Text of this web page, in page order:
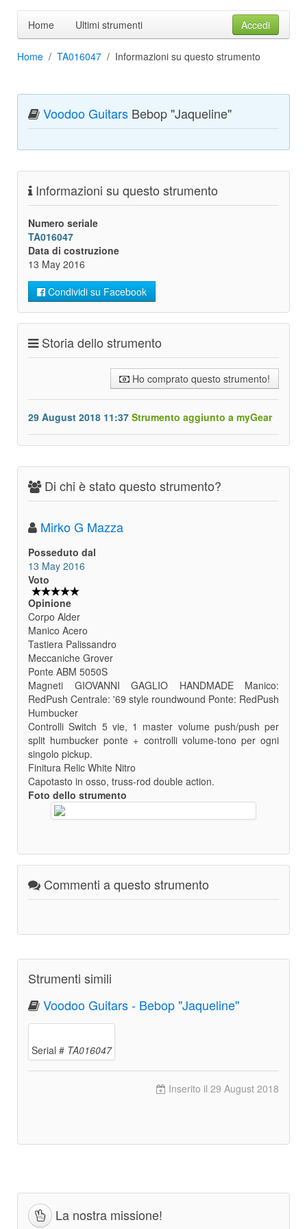
Home Ultimi strumenti Accedi
Home TA016047 Informazioni su questo strumento
Voodoo Guitars Bebop "Jaqueline"
Informazioni su questo strumento
Numero seriale
TA016047
Data di costruzione
13 May 2016
Condividi su Facebook
Storia dello strumento
Ho comprato questo strumento!
29 August 2018 11:37 Strumento aggiunto a myGear
Di chi è stato questo strumento?
Mirko G Mazza
Posseduto dal
13 May 2016
Voto
Opinione
Corpo Alder
Manico Acero
Tastiera Palissandro
Meccaniche Grover
Ponte ABM 5050S
Magneti GIOVANNI GAGLIO HANDMADE Manico:
RedPush Centrale: '69 style roundwound Ponte: RedPush
Humbucker
Controlli Switch 5 vie, 1 master volume push/push per
split humbucker ponte + controlli volume-tono per ogni
singolo pickup.
Finitura Relic White Nitro
Capotasto in osso, truss-rod double action.
Foto dello strumento
Commenti a questo strumento
Strumenti simili
Voodoo Guitars - Bebop "Jaqueline"
Serial # TA016047
Inserito il 29 August 2018
La nostra missione!